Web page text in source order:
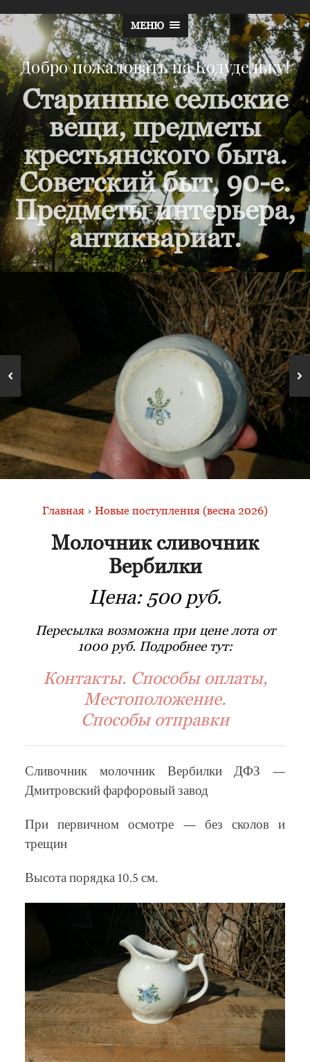
МЕНЮ
Добро пожаловать на Кодудельку!
Старинные сельские
вещи, предметы
крестьянского быта.
Советский быт, 90-е.
Предметы интерьера,
антиквариат.
Главная › Новые поступления (весна 2026)
Молочник сливочник
Вербилки
Цена: 500 руб.
Пересылка возможна при цене лота от
1000 руб. Подробнее тут:
Контакты. Способы оплаты,
Местоположение.
Способы отправки
Сливочник молочник Вербилки ДФЗ —
Дмитровский фарфоровый завод
При первичном осмотре — без сколов и
трещин
Высота порядка 10.5 см.